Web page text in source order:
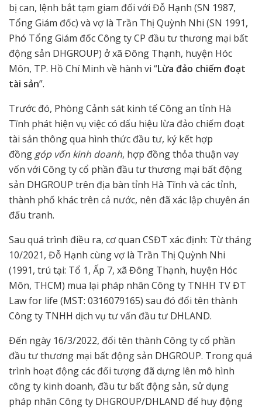
bị can, lệnh bắt tạm giam đối với Đỗ Hạnh (SN 1987,
Tổng Giám đốc) và vợ là Trần Thị Quỳnh Nhi (SN 1991,
Phó Tổng Giám đốc Công ty CP đầu tư thương mại bất
động sản DHGROUP) ở xã Đông Thạnh, huyện Hóc
Môn, TP. Hồ Chí Minh về hành vi “Lừa đảo chiếm đoạt
tài sản”.
Trước đó, Phòng Cảnh sát kinh tế Công an tỉnh Hà
Tĩnh phát hiện vụ việc có dấu hiệu lừa đảo chiếm đoạt
tài sản thông qua hình thức đầu tư, ký kết hợp
đồng góp vốn kinh doanh, hợp đồng thỏa thuận vay
vốn với Công ty cổ phần đầu tư thương mại bất động
sản DHGROUP trên địa bàn tỉnh Hà Tĩnh và các tỉnh,
thành phố khác trên cả nước, nên đã xác lập chuyên án
đấu tranh.
Sau quá trình điều ra, cơ quan CSĐT xác định: Từ tháng
10/2021, Đỗ Hạnh cùng vợ là Trần Thị Quỳnh Nhi
(1991, trú tại: Tổ 1, Ấp 7, xã Đông Thạnh, huyện Hóc
Môn, THCM) mua lại pháp nhân Công ty TNHH TV ĐT
Law for life (MST: 0316079165) sau đó đổi tên thành
Công ty TNHH dịch vụ tư vấn đầu tư DHLAND.
Đến ngày 16/3/2022, đổi tên thành Công ty cổ phần
đầu tư thương mại bất động sản DHGROUP. Trong quá
trình hoạt động các đối tượng đã dựng lên mô hình
công ty kinh doanh, đầu tư bất động sản, sử dụng
pháp nhân Công ty DHGROUP/DHLAND để huy động